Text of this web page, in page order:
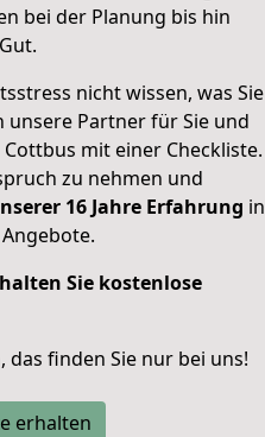
bei der Planung bis hin
nicht wissen, was Sie
Partner für Sie und
Cottbus mit einer Checkliste.
zu nehmen und
16 Jahre Erfahrung in
Sie kostenlose
, das finden Sie nur bei uns!
erhalten